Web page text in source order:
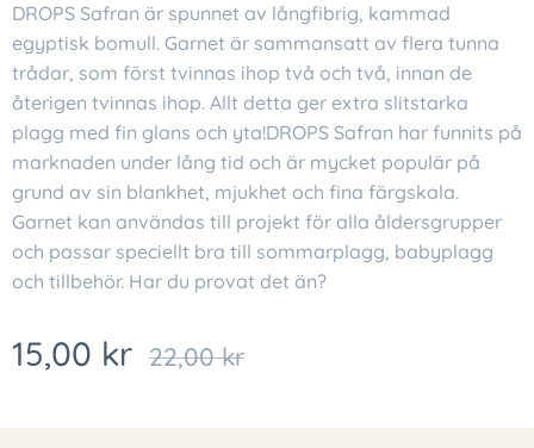
DROPS Safran är spunnet av långfibrig, kammad
egyptisk bomull. Garnet är sammansatt av flera tunna
trådar, som först tvinnas ihop två och två, innan de
återigen tvinnas ihop. Allt detta ger extra slitstarka
plagg med fin glans och yta!DROPS Safran har funnits på
marknaden under lång tid och är mycket populär på
grund av sin blankhet, mjukhet och fina färgskala.
Garnet kan användas till projekt för alla åldersgrupper
och passar speciellt bra till sommarplagg, babyplagg
och tillbehör. Har du provat det än?
15,00 kr 22,00kr